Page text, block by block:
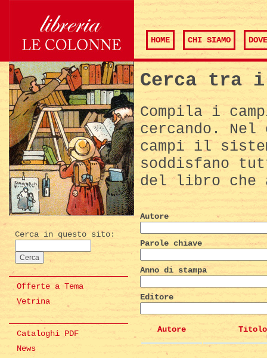
HOME CHI SIAMO
Cerca in questo sito:
Offerte a Tema
Vetrina
Cataloghi PDF
News
Cerca tra
Compila i
cercando.
campi il
soddisfano
del libro che
Autore
Parole chiave
Anno di stampa
Editore
Autore Titolo